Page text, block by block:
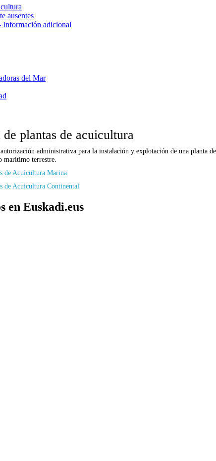
ausentes
Información adicional
del Mar
plantas de acuicultura
administrativa para la instalación y explotación de una
marítimo terrestre.
de Acuicultura Marina
de Acuicultura Continental
en Euskadi.eus